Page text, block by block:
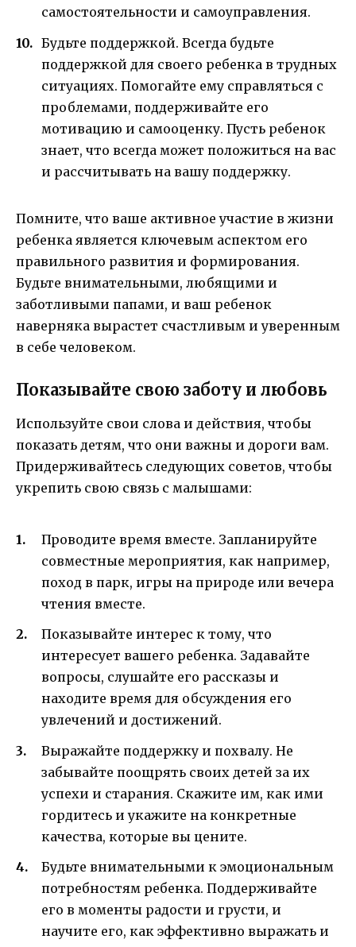
самостоятельности и самоуправления.
Будьте поддержкой. Всегда будьте
поддержкой для своего ребенка в трудных
ситуациях. Помогайте ему справляться с
проблемами, поддерживайте его
мотивацию и самооценку. Пусть ребенок
знает, что всегда может положиться на вас
и рассчитывать на вашу поддержку.
Помните, что ваше активное участие в жизни
ребенка является ключевым аспектом его
правильного развития и формирования.
Будьте внимательными, любящими и
заботливыми папами, и ваш ребенок
наверняка вырастет счастливым и уверенным
в себе человеком.
Показывайте свою заботу и любовь
Используйте свои слова и действия, чтобы
показать детям, что они важны и дороги вам.
Придерживайтесь следующих советов, чтобы
укрепить свою связь с малышами:
Проводите время вместе. Запланируйте
совместные мероприятия, как например,
поход в парк, игры на природе или вечера
чтения вместе.
Показывайте интерес к тому, что
интересует вашего ребенка. Задавайте
вопросы, слушайте его рассказы и
находите время для обсуждения его
увлечений и достижений.
Выражайте поддержку и похвалу. Не
забывайте поощрять своих детей за их
успехи и старания. Скажите им, как ими
гордитесь и укажите на конкретные
качества, которые вы цените.
Будьте внимательными к эмоциональным
потребностям ребенка. Поддерживайте
его в моменты радости и грусти, и
научите его, как эффективно выражать и